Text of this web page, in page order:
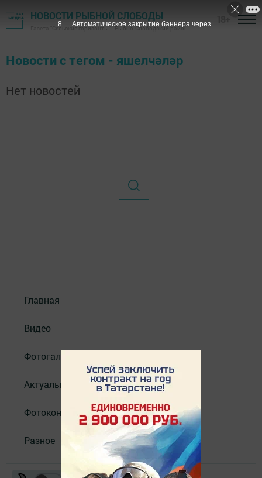
НОВОСТИ РЫБНОЙ СЛОБОДЫ
Газета "Сельские горизонты" - Рыбно-Слободский район
Новости с тегом - яшелчәләр
Нет новостей
Главная
Видео
Фотогалереи
Актуальное видео
Фотоконкурс
Разное
8 Автоматическое закрытие баннера через